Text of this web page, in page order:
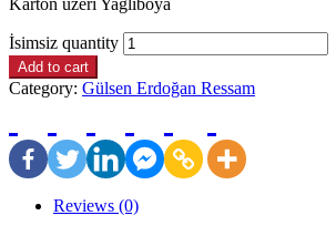
İsimsiz quantity
Add to cart
Category: Gülsen Erdoğan Ressam
Reviews (0)